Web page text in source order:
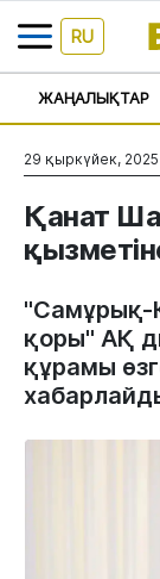
RU
ЖАҢАЛЫҚТАР
29 қыркүйек,
Қанат
"Самұрық-
қоры" АҚ
құрамы